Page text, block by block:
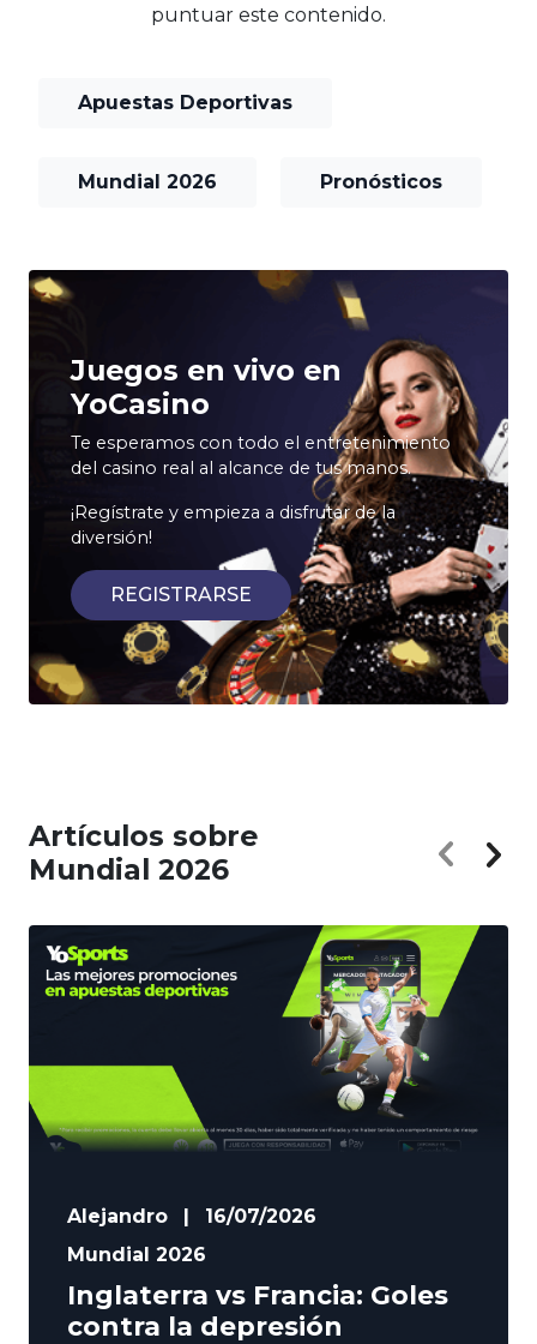
puntuar este contenido.
Apuestas Deportivas
Mundial 2026 Pronósticos
Juegos en vivo en
YoCasino
Te esperamos con todo el entretenimiento
del casino real al alcance de tus manos.
¡Regístrate y empieza a disfrutar de la
diversión!
REGISTRARSE
Artículos sobre
Mundial 2026
Alejandro
16/07/2026
Mundial 2026
Inglaterra vs Francia: Goles
contra la depresión